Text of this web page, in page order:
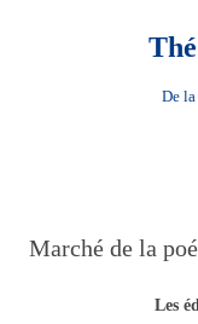
De
Marché de la
Les